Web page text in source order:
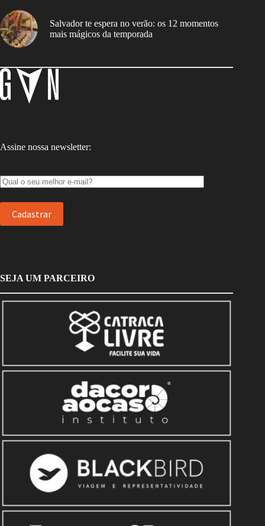
Salvador te espera no verão: os 12 momentos
mais mágicos da temporada
Assine nossa newsletter:
SEJA UM PARCEIRO